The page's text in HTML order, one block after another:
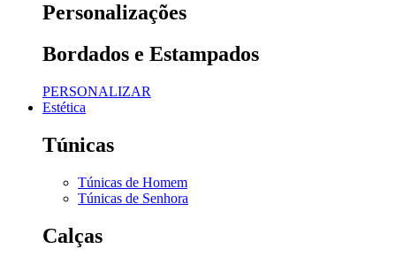
Personalizações
Bordados e Estampados
PERSONALIZAR
Estética
Túnicas
Túnicas de Homem
Túnicas de Senhora
Calças